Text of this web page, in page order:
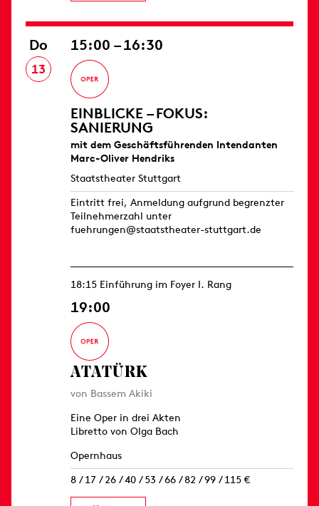
Do
13
15:00 – 16:30
EINBLICKE – FOKUS:
SANIERUNG
mit dem Geschäftsführenden Intendanten
Marc-Oliver Hendriks
Staatstheater Stuttgart
Eintritt frei, Anmeldung aufgrund begrenzter
Teilnehmerzahl unter
fuehrungen@staatstheater-stuttgart.de
18:15 Einführung im Foyer I. Rang
19:00
ATATÜRK
von Bassem Akiki
Eine Oper in drei Akten
Libretto von Olga Bach
Opernhaus
8 / 17 / 26 / 40 / 53 / 66 / 82 / 99 / 115 €